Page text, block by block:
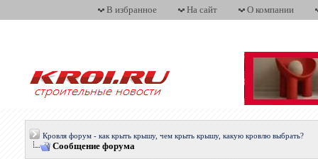
В избранное На сайт О компании
Кровля форум - как крыть крышу, чем крыть крышу, какую кровлю выбрать?
Сообщение форума